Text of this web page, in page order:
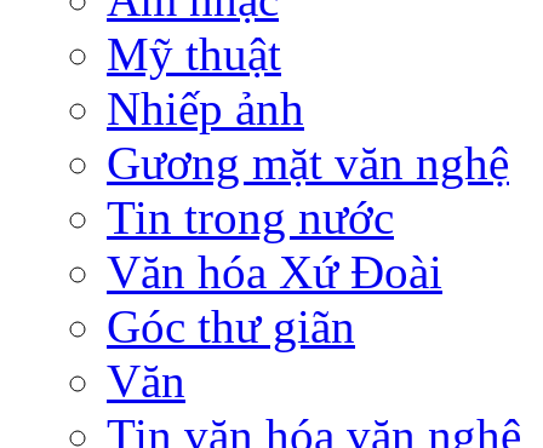
Mỹ thuật
Nhiếp ảnh
Gương mặt văn nghệ
Tin trong nước
Văn hóa Xứ Đoài
Góc thư giãn
Văn
Tin văn hóa văn nghệ